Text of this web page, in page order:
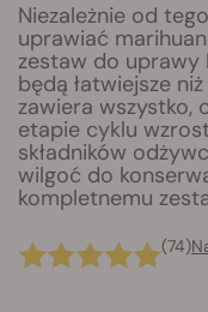
Niezależnie od
uprawiać
zestaw do uprawy
będą łatwiejsze
zawiera wszystko,
etapie cyklu
składników
wilgoć do
kompletnemu
(74)